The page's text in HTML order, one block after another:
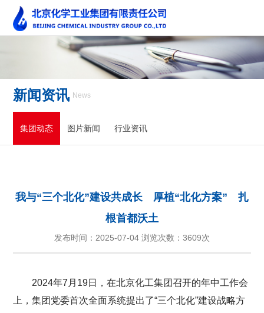
新闻资讯 News
集团动态 图片新闻 行业资讯
我与“三个北化”建设共成长 厚植“北化方案” 扎
根首都沃土
发布时间：2025-07-04 浏览次数： 3609次
2024年7月19日，在北京化工集团召开的年中工作会
上，集团党委首次全面系统提出了“三个北化”建设战略方